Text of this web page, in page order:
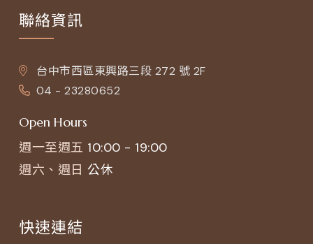
聯絡資訊
台中市西區東興路三段 272 號 2F
04 - 23280652
Open Hours
週一至週五 10:00 - 19:00
週六、週日 公休
快速連結